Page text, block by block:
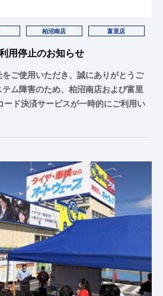
柏沼南店 富里店
用停止のお知らせ
ご使用いただき、誠にありがとうご
ム障害のため、柏沼南店および富里
ード決済サービスが一時的にご利用い